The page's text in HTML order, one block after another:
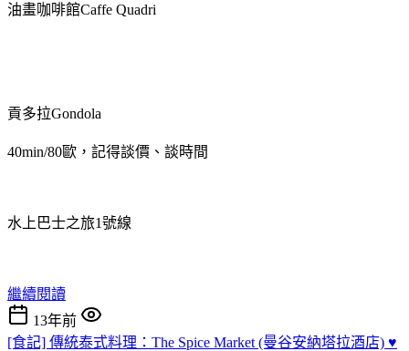
油畫咖啡館Caffe Quadri
貢多拉Gondola
40min/80歐，記得談價、談時間
水上巴士之旅1號線
繼續閱讀
13年前
[食記] 傳統泰式料理：The Spice Market (曼谷安納塔拉酒店) ♥